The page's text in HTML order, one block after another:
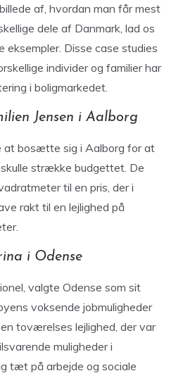
af, hvordan man får mest
dele af Danmark, lad os
eksempler. Disse case studies
individer og familier har
i boligmarkedet.
Jensen i Aalborg
at bosætte sig i Aalborg for at
strække budgettet. De
til en pris, der i
rakt til en lejlighed på
i Odense
valgte Odense som sit
voksende jobmuligheder
toværelses lejlighed, der var
muligheder i
tæt på arbejde og sociale